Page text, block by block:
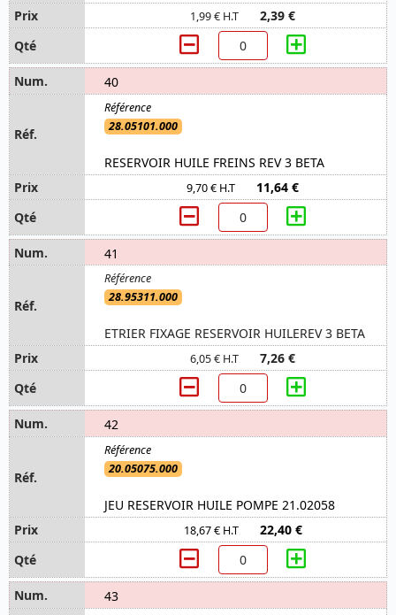
1,99 € H.T 2,39 €
40
28.05101.000
RESERVOIR HUILE FREINS REV 3 BETA
9,70 € H.T 11,64 €
41
28.95311.000
ETRIER FIXAGE RESERVOIR HUILEREV 3 BETA
6,05 € H.T 7,26 €
42
20.05075.000
JEU RESERVOIR HUILE POMPE 21.02058
18,67 € H.T 22,40 €
43